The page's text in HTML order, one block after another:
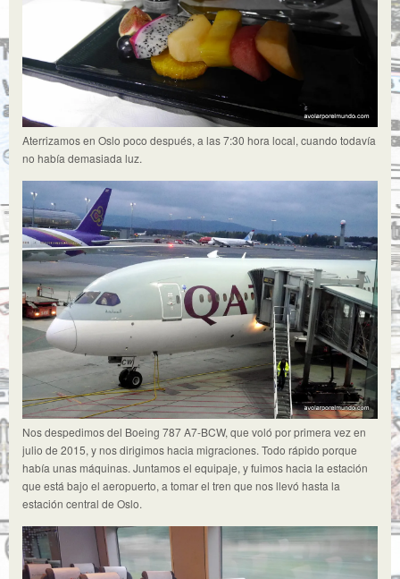
Aterrizamos en Oslo poco después, a las 7:30 hora local, cuando todavía
no había demasiada luz.
Nos despedimos del Boeing 787 A7-BCW, que voló por primera vez en
julio de 2015, y nos dirigimos hacia migraciones. Todo rápido porque
había unas máquinas. Juntamos el equipaje, y fuimos hacia la estación
que está bajo el aeropuerto, a tomar el tren que nos llevó hasta la
estación central de Oslo.